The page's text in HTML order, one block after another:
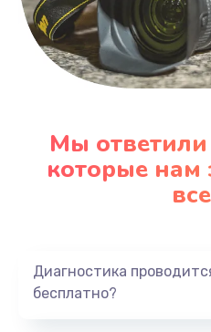
Мы
которые
Диагностика
бесплатно?